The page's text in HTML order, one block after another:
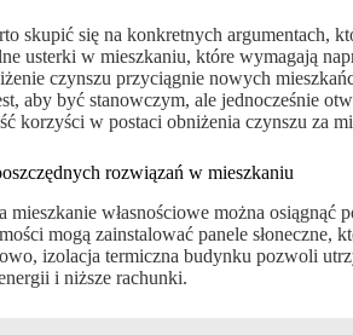
skupić się na konkretnych argumentach,
usterki w mieszkaniu, które wymagają
czynszu przyciągnie nowych
aby być stanowczym, ale jednocześnie
korzyści w postaci obniżenia czynszu za
rozwiązań w mieszkaniu
mieszkanie własnościowe można osiągnąć
mogą zainstalować panele
izolacja termiczna budynku pozwoli
i niższe rachunki.